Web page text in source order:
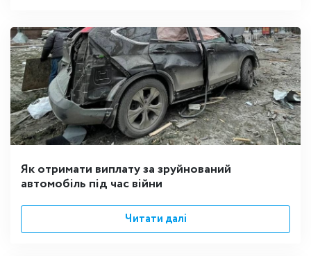
Як отримати виплату за зруйнований
автомобіль під час війни
Читати далі